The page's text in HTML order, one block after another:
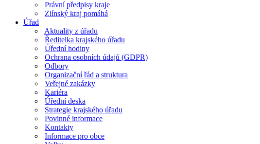
Právní předpisy kraje
Zlínský kraj pomáhá
Úřad
Aktuality z úřadu
Ředitelka krajského úřadu
Úřední hodiny
Ochrana osobních údajů (GDPR)
Odbory
Organizační řád a struktura
Veřejné zakázky
Kariéra
Úřední deska
Strategie krajského úřadu
Povinné informace
Kontakty
Informace pro obce